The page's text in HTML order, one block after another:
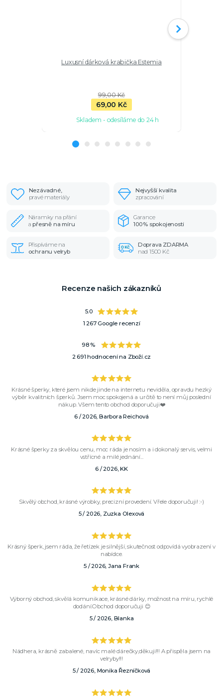
Luxusní dárková krabička Estemia
99,00 Kč
69,00 Kč
Skladem - odesíláme do 24 h
Nezávadné,
pravé materiály
Nejvyšší kvalita
zpracování
Náramky na přání
apřesně na míru
Garance
100% spokojenosti
Přispíváme na
ochranu velryb
Doprava ZDARMA
nad 1500 Kč
Recenze našich zákazníků
5.0
1 267 Google recenzí
98 %
2 691 hodnocení na Zboží.cz
Krásné šperky, které jsem nikde jinde na internetu neviděla, opravdu hezký
výběr kvalitních šperků. Jsem moc spokojená a určitě to není můj poslední
nákup. Všem tento obchod doporučuji❤️
6 / 2026, Barbora Reichová
Krásné šperky za skvělou cenu, moc ráda je nosím a i dokonalý servis, velmi
vstřícné a milé jednání...
6 / 2026, KK
Skvělý obchod, krásné výrobky, precizní provedení. Vřele doporučuji! :-)
5 / 2026, Zuzka Olexová
Krásný šperk, jsem ráda, že řetízek je silnější, skutečnost odpovídá vyobrazení v
nabídce.
5 / 2026, Jana Frank
Výborný obchod, skvělá komunikace, krásné dárky, možnost na míru, rychlé
dodání.Obchod doporučuji 😊
5 / 2026, Blanka
Nádhera, krásně zabalené, navíc malé dárečky,děkuji!!! A přispěla jsem na
velryby!!!
5 / 2026, Monika Řezníčková